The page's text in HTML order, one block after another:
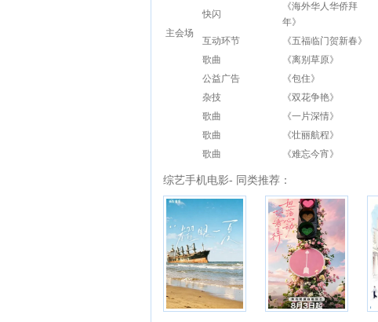
主会场
快闪
《海外华人华侨拜
年》
互动环节 《五福临门贺新春》
歌曲
《离别草原》
公益广告
《包住》
杂技
《双花争艳》
歌曲
《一片深情》
歌曲
《壮丽航程》
歌曲
《难忘今宵》
综艺手机电影- 同类推荐：